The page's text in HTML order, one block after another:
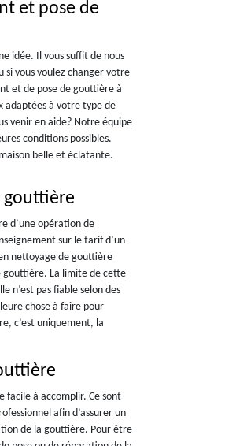
et pose de
idée. Il vous suffit de nous
si vous voulez changer votre
et de pose de gouttière à
adaptées à votre type de
venir en aide? Notre équipe
conditions possibles.
belle et éclatante.
gouttière
d’une opération de
sur le tarif d’un
nettoyage de gouttière
gouttière. La limite de cette
n’est pas fiable selon des
chose à faire pour
c’est uniquement, la
facile à accomplir. Ce sont
afin d’assurer un
de la gouttière. Pour être